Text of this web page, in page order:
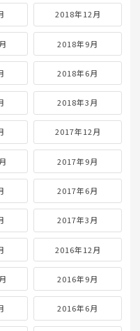
2018年12月
2018年9月
2018年6月
2018年3月
2017年12月
2017年9月
2017年6月
2017年3月
2016年12月
2016年9月
2016年6月